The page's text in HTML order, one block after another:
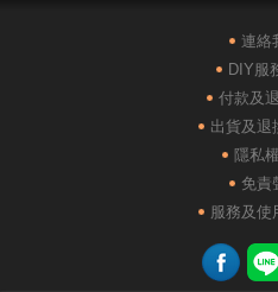
POLONE1純棉短袖POLO
連絡
DIY服
付款及
出貨及退
隱私
免責
服務及使